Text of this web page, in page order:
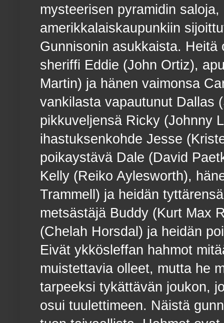
mysteerisen pyramidin saloja,
amerikkalaiskaupunkiin
Gunnisonin asukkaista.
sheriffi Eddie (John Ortiz),
Martin) ja hänen vaimonsa
vankilasta vapautunut Dallas
pikkuveljensä Ricky (Johnny
ihastuksenkohde Jesse
poikaystävä Dale (David
Kelly (Reiko Aylesworth),
Trammell) ja heidän
metsästäjä Buddy (Kurt Max
(Chelah Horsdal) ja heidän
Eivät ykkösleffan hahmot
muistettavia olleet, mutta he
tarpeeksi tykättävän joukon,
osui tuulettimeen. Näistä